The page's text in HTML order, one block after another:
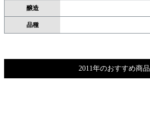
醸造
品種
2011年のおすすめ商品